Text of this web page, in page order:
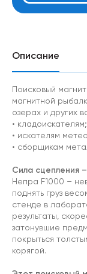
Описание
Поисковый
магнитной
озерах и других
• кладоискателям;
• искателям
• сборщикам
Сила сцепления
Непра F1000 –
поднять груз
стенде в
результаты,
затонувшие
покрыться
корягой.